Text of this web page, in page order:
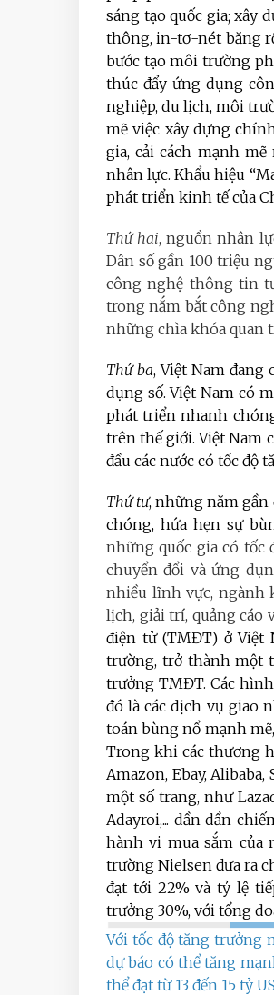
sáng tạo quốc gia; xây
thông, in-tơ-nét băng
bước tạo môi trường
thúc đẩy ứng dụng
nghiệp, du lịch, môi
mẽ việc xây dựng
gia, cải cách mạnh
nhân lực. Khẩu hiệu
phát triển kinh tế của
Thứ hai, nguồn nhân
Dân số gần 100 triệu
công nghệ thông tin
trong nắm bắt công
những chìa khóa quan
Thứ ba, Việt Nam
dụng số. Việt Nam có
phát triển nhanh
trên thế giới. Việt Nam
đầu các nước có tốc độ
Thứ tư, những năm gần
chóng, hứa hẹn sự
những quốc gia có tốc
chuyển đổi và ứng
nhiều lĩnh vực, ngành
lịch, giải trí, quảng cáo
điện tử (TMĐT) ở Việt
trường, trở thành một
trưởng TMĐT. Các
đó là các dịch vụ giao
toán bùng nổ mạnh
Trong khi các thương
Amazon, Ebay,
một số trang, như
Adayroi,... dần dần
hành vi mua sắm của
trường Nielsen đưa ra
đạt tới 22% và tỷ lệ
trưởng 30%, với tổng
Với tốc độ tăng trưởng
dự báo có thể tăng
thể đạt từ 13 đến 15 tỷ